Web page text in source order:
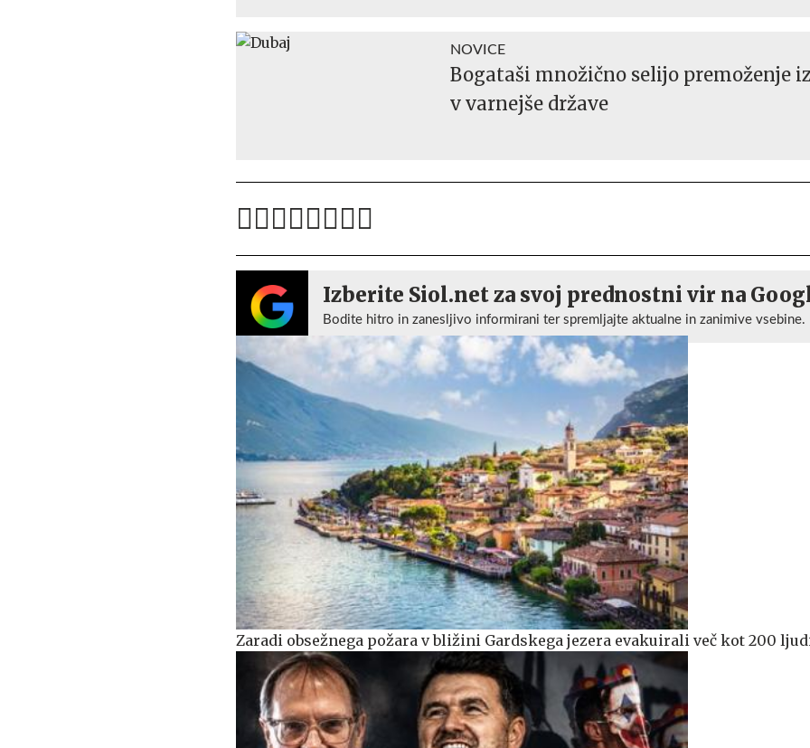
NOVICE
Bogataši množično selijo premoženje
v varnejše države
Izberite Siol.net za svoj prednostni vir na
Bodite hitro in zanesljivo informirani ter spremljajte aktualne in zanimive vsebine.
Zaradi obsežnega požara v bližini Gardskega jezera evakuirali več kot 200